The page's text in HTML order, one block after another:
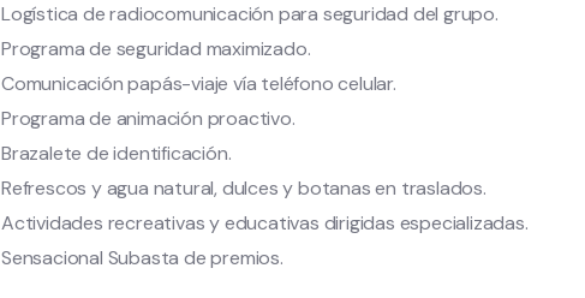
Logística de radiocomunicación para seguridad del grupo.
Programa de seguridad maximizado.
Comunicación papás-viaje vía teléfono celular.
Programa de animación proactivo.
Brazalete de identificación.
Refrescos y agua natural, dulces y botanas en traslados.
Actividades recreativas y educativas dirigidas especializadas.
Sensacional Subasta de premios.